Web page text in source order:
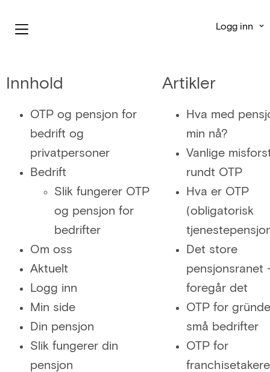
Logg inn
Innhold
OTP og pensjon for
bedrift og
privatpersoner
Bedrift
Slik fungerer OTP
og pensjon for
bedrifter
Om oss
Aktuelt
Logg inn
Min side
Din pensjon
Slik fungerer din
pensjon
Artikler
Hva med
min nå?
Vanlige
rundt OTP
Hva er OTP
(obligatorisk
Det store
pensjonsranet
foregår det
OTP for
små bedrifter
OTP for